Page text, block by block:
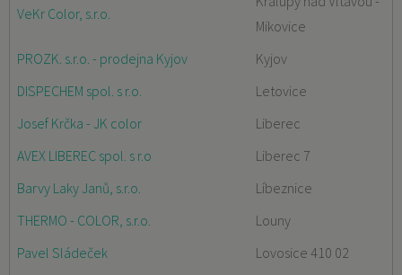
VeKr Color, s.r.o.
Mikovice
PROZK. s.r.o. - prodejna Kyjov
Kyjov
DISPECHEM spol. s r.o.
Letovice
Josef Krčka - JK color
Liberec
AVEX LIBEREC spol. s r.o
Liberec 7
Barvy Laky Janů, s.r.o.
Líbeznice
THERMO - COLOR, s.r.o.
Louny
Pavel Sládeček
Lovosice 410 02